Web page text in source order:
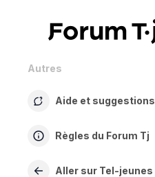
Autres
Aide et suggestions
Règles du Forum Tj
Aller sur Tel-jeunes